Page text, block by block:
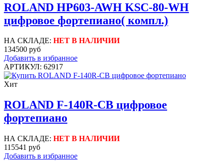
ROLAND HP603-AWH KSC-80-WH
цифровое фортепиано( компл.)
НА СКЛАДЕ: НЕТ В НАЛИЧИИ
134500 руб
Добавить в избранное
АРТИКУЛ: 62917
Хит
ROLAND F-140R-CB цифровое
фортепиано
НА СКЛАДЕ: НЕТ В НАЛИЧИИ
115541 руб
Добавить в избранное